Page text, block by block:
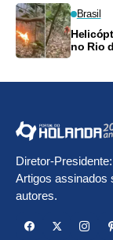
Brasil
no Rio
Diretor-
Artigos assinados
autores.